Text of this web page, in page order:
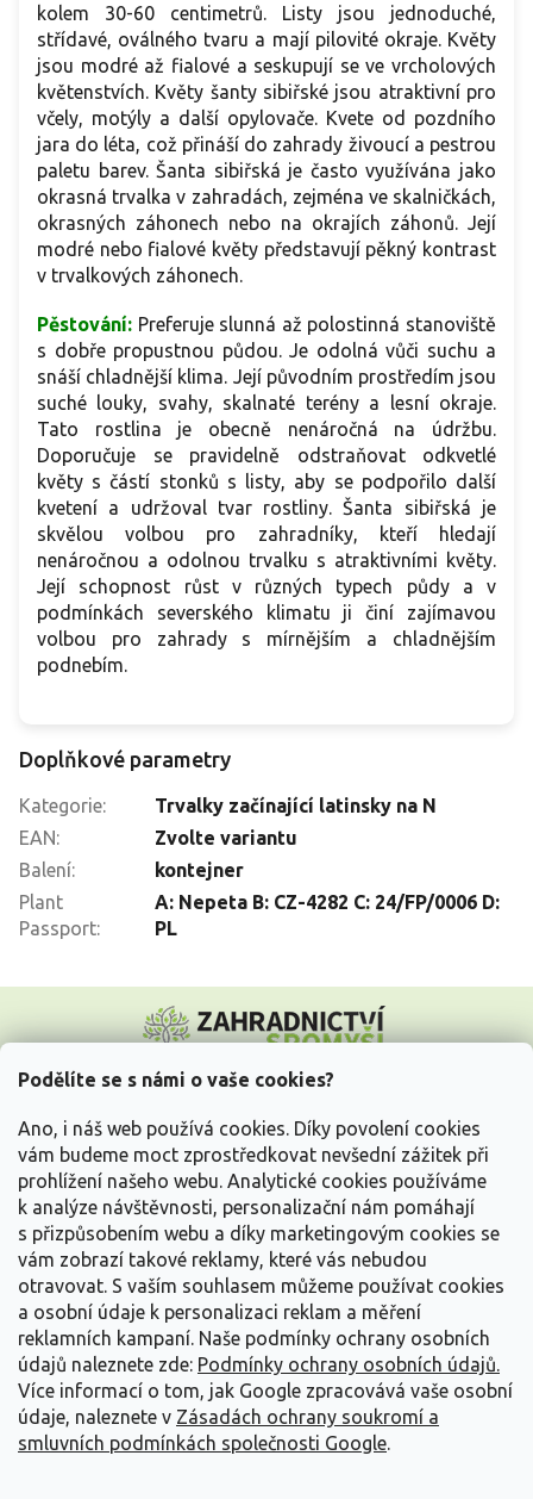
Podělíte se s námi o vaše cookies?
Ano, i náš web používá cookies. Díky povolení cookies
vám budeme moct zprostředkovat nevšední zážitek při
prohlížení našeho webu. Analytické cookies používáme
k analýze návštěvnosti, personalizační nám pomáhají
s přizpůsobením webu a díky marketingovým cookies se
vám zobrazí takové reklamy, které vás nebudou
otravovat. S vaším souhlasem můžeme používat cookies
a osobní údaje k personalizaci reklam a měření
reklamních kampaní. Naše podmínky ochrany osobních
údajů naleznete zde: Podmínky ochrany osobních údajů.
Více informací o tom, jak Google zpracovává vaše osobní
údaje, naleznete v Zásadách ochrany soukromí a
smluvních podmínkách společnosti Google.
kolem 30-60 centimetrů. Listy jsou jednoduché,
střídavé, oválného tvaru a mají pilovité okraje. Květy
jsou modré až fialové a seskupují se ve vrcholových
květenstvích. Květy šanty sibiřské jsou atraktivní pro
včely, motýly a další opylovače. Kvete od pozdního
jara do léta, což přináší do zahrady živoucí a pestrou
paletu barev. Šanta sibiřská je často využívána jako
okrasná trvalka v zahradách, zejména ve skalničkách,
okrasných záhonech nebo na okrajích záhonů. Její
modré nebo fialové květy představují pěkný kontrast
v trvalkových záhonech.
Pěstování: Preferuje slunná až polostinná stanoviště
s dobře propustnou půdou. Je odolná vůči suchu a
snáší chladnější klima. Její původním prostředím jsou
suché louky, svahy, skalnaté terény a lesní okraje.
Tato rostlina je obecně nenáročná na údržbu.
Doporučuje se pravidelně odstraňovat odkvetlé
květy s částí stonků s listy, aby se podpořilo další
kvetení a udržoval tvar rostliny. Šanta sibiřská je
skvělou volbou pro zahradníky, kteří hledají
nenáročnou a odolnou trvalku s atraktivními květy.
Její schopnost růst v různých typech půdy a v
podmínkách severského klimatu ji činí zajímavou
volbou pro zahrady s mírnějším a chladnějším
podnebím.
Doplňkové parametry
Kategorie:
Trvalky začínající latinsky na N
EAN:
Zvolte variantu
Balení:
kontejner
Plant
Passport:
A: Nepeta B: CZ-4282 C: 24/FP/0006 D:
PL
p
Vše o nákupu
Informace pro Vás
Kontakujte nás